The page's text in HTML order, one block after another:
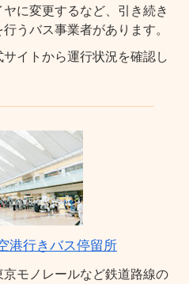
に変更するなど、引き続き
うバス事業者があります。
イトから運行状況を確認し
港行きバス停留所
モノレールなど鉄道路線の